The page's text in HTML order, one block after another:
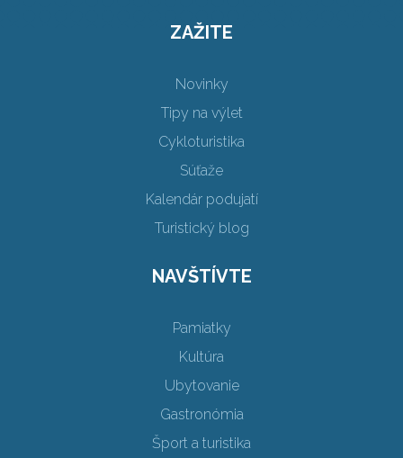
ZAŽITE
Novinky
Tipy na výlet
Cykloturistika
Súťaže
Kalendár podujatí
Turistický blog
NAVŠTÍVTE
Pamiatky
Kultúra
Ubytovanie
Gastronómia
Šport a turistika